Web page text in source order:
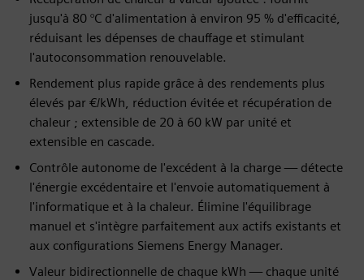
jusqu'à 80 °C d'alimentation à environ 95 % d'efficacité,
réduisant les dépenses de chauffage et stimulant
l'autoconsommation renouvelable.
Rendement plus rapide grâce à des rendements plus
élevés par €/kWh, réduction évitée et récupération de
chaleur ; extensible de 20 à 60 kW par unité et
extensible en cascade.
Contrôle autonome de l'excédent à la charge — détecte
l'énergie excédentaire et l'envoie automatiquement à
l'informatique et à la chaleur. Élimine l'équilibrage
manuel et s'intègre parfaitement aux actifs existants et
aux configurations Siemens Energy Manager.
Valeur bidirectionnelle de chaque kWh — chaque unité